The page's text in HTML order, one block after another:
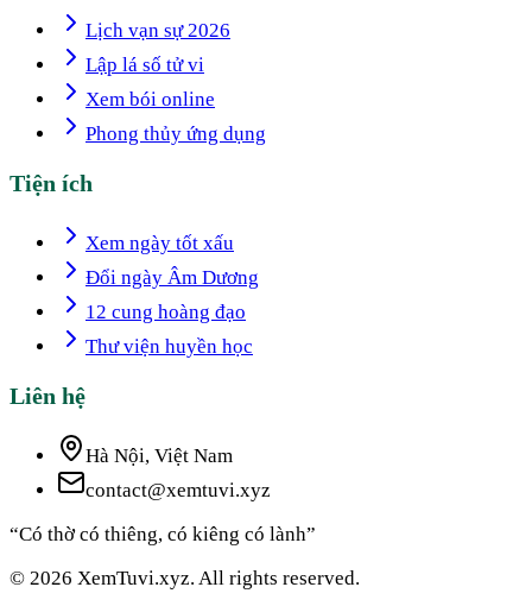
Lịch vạn sự 2026
Lập lá số tử vi
Xem bói online
Phong thủy ứng dụng
Tiện ích
Xem ngày tốt xấu
Đổi ngày Âm Dương
12 cung hoàng đạo
Thư viện huyền học
Liên hệ
Hà Nội, Việt Nam
contact@xemtuvi.xyz
“Có thờ có thiêng, có kiêng có lành”
© 2026 XemTuvi.xyz. All rights reserved.